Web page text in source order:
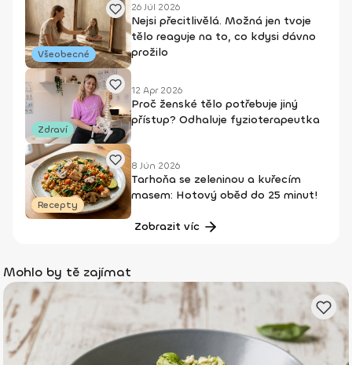
Všeobecné
26 Júl 2026
Nejsi přecitlivělá. Možná jen tvoje
tělo reaguje na to, co kdysi dávno
prožilo
Zdraví
12 Apr 2026
Proč ženské tělo potřebuje jiný
přístup? Odhaluje fyzioterapeutka
Recepty
8 Jún 2026
Tarhoňa se zeleninou a kuřecím
masem: Hotový oběd do 25 minut!
Zobrazit víc
Mohlo by tě zajímat